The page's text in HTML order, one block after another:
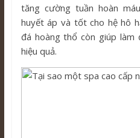
tăng cường tuần hoàn
huyết áp và tốt cho hệ hô
đá hoàng thổ còn giúp làm
hiệu quả.